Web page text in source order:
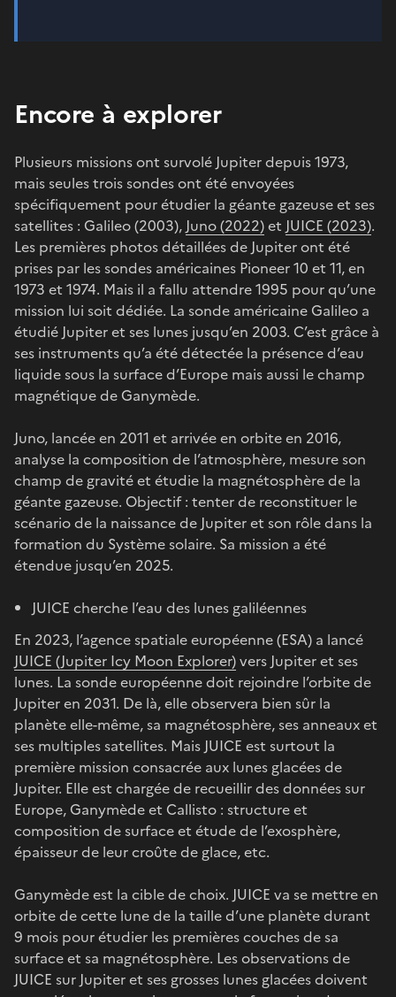
Encore à explorer
Plusieurs missions ont survolé Jupiter depuis 1973,
mais seules trois sondes ont été envoyées
spécifiquement pour étudier la géante gazeuse et ses
satellites : Galileo (2003), Juno (2022)et JUICE (2023).
Les premières photos détaillées de Jupiter ont été
prises par les sondes américaines Pioneer 10 et 11, en
1973 et 1974. Mais il a fallu attendre 1995 pour qu’une
mission lui soit dédiée. La sonde américaine Galileo a
étudié Jupiter et ses lunes jusqu’en 2003. C’est grâce à
ses instruments qu’a été détectée la présence d’eau
liquide sous la surface d’Europe mais aussi le champ
magnétique de Ganymède.
Juno, lancée en 2011 et arrivée en orbite en 2016,
analyse la composition de l’atmosphère, mesure son
champ de gravité et étudie la magnétosphère de la
géante gazeuse. Objectif : tenter de reconstituer le
scénario de la naissance de Jupiter et son rôle dans la
formation du Système solaire. Sa mission a été
étendue jusqu’en 2025.
JUICE cherche l’eau des lunes galiléennes
En 2023, l’agence spatiale européenne (ESA) a lancé
JUICE (Jupiter Icy Moon Explorer)vers Jupiter et ses
lunes. La sonde européenne doit rejoindre l’orbite de
Jupiter en 2031. De là, elle observera bien sûr la
planète elle-même, sa magnétosphère, ses anneaux et
ses multiples satellites. Mais JUICE est surtout la
première mission consacrée aux lunes glacées de
Jupiter. Elle est chargée de recueillir des données sur
Europe, Ganymède et Callisto : structure et
composition de surface et étude de l’exosphère,
épaisseur de leur croûte de glace, etc.
Ganymède est la cible de choix. JUICE va se mettre en
orbite de cette lune de la taille d’une planète durant
9 mois pour étudier les premières couches de sa
surface et sa magnétosphère. Les observations de
JUICE sur Jupiter et ses grosses lunes glacées doivent